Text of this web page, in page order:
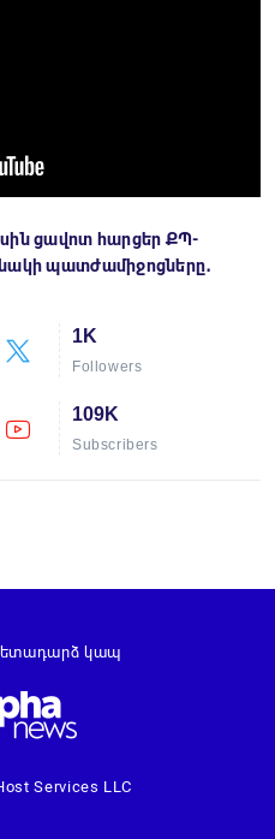
ցավոտ հարցեր ՔՊ-
պատժամիջոցները․
1K
Followers
109K
Subscribers
Services LLC
կապ